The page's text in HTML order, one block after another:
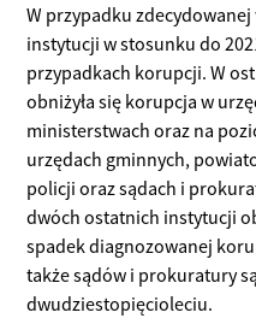
W przypadku
instytucji w stosunku do
przypadkach korupcji. W
obniżyła się korupcja w
ministerstwach oraz na
urzędach gminnych,
policji oraz sądach i
dwóch ostatnich instytucji
spadek diagnozowanej
także sądów i prokuratury
dwudziestopięcioleciu.